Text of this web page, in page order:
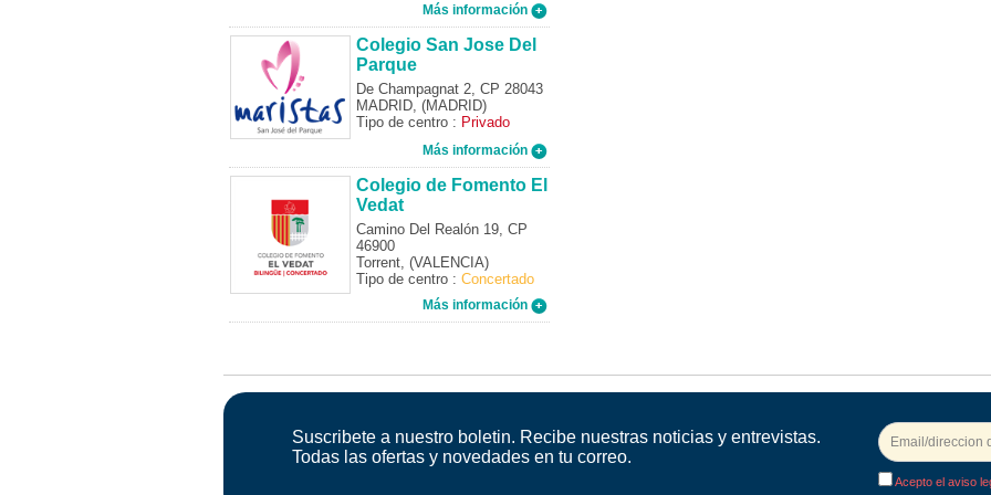
Más información
Colegio San Jose Del
Parque
De Champagnat 2, CP 28043
MADRID, (MADRID)
Tipo de centro : Privado
Más información
Colegio de Fomento El
Vedat
Camino Del Realón 19, CP
46900
Torrent, (VALENCIA)
Tipo de centro : Concertado
Más información
Suscribete a nuestro boletin. Recibe nuestras noticias y entrevistas.
Todas las ofertas y novedades en tu correo.
Acepto el aviso